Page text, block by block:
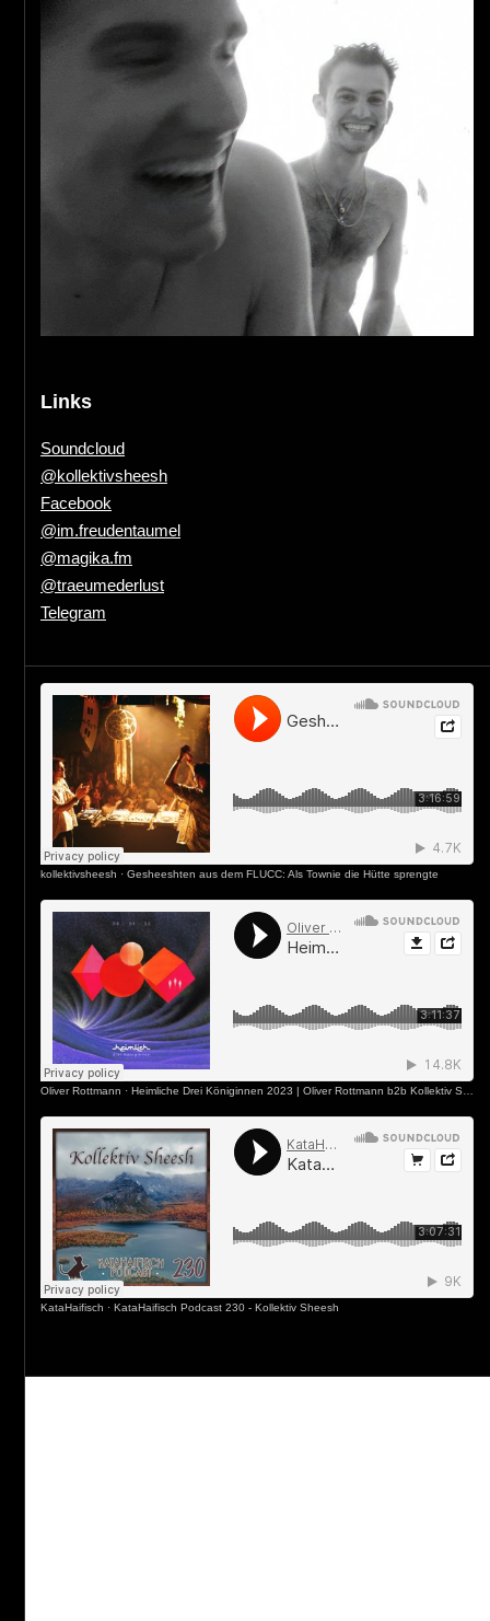
Links
Soundcloud
@kollektivsheesh
Facebook
@im.freudentaumel
@magika.fm
@traeumederlust
Telegram
kollektivsheesh · Gesheeshten aus dem FLUCC: Als Townie die Hütte sprengte
Oliver Rottmann · Heimliche Drei Königinnen 2023 | Oliver Rottmann b2b Kollektiv Sheesh
KataHaifisch · KataHaifisch Podcast 230 - Kollektiv Sheesh